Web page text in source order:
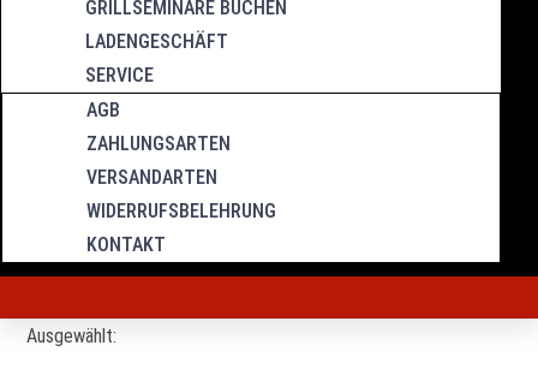
GRILLSEMINARE BUCHEN
LADENGESCHÄFT
SERVICE
AGB
ZAHLUNGSARTEN
VERSANDARTEN
WIDERRUFSBELEHRUNG
KONTAKT
Ausgewählt: